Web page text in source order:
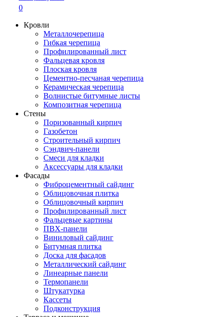
0
Кровли
Металлочерепица
Гибкая черепица
Профилированный лист
Фальцевая кровля
Плоская кровля
Цементно-песчаная черепица
Керамическая черепица
Волнистые битумные листы
Композитная черепица
Стены
Поризованный кирпич
Газобетон
Строительный кирпич
Сэндвич-панели
Смеси для кладки
Аксессуары для кладки
Фасады
Фиброцементный сайдинг
Облицовочная плитка
Облицовочный кирпич
Профилированный лист
Фальцевые картины
ПВХ-панели
Виниловый сайдинг
Битумная плитка
Доска для фасадов
Металлический сайдинг
Линеарные панели
Термопанели
Штукатурка
Кассеты
Подконструкция